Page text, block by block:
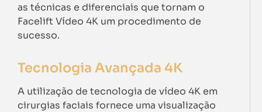
as técnicas e diferenciais que tornam o
Facelift Vídeo 4K um procedimento de
sucesso.
Tecnologia Avançada 4K
A utilização de tecnologia de vídeo 4K em
cirurgias faciais fornece uma visualização